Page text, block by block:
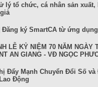
lý tổ chức, cá nhân sản xuất,
Đăng ký SmartCA từ ứng
LỄ KỶ NIỆM 70 NĂM NGÀY
AN GIANG - VĐ NGỌC
Đẩy Mạnh Chuyển Đổi Số
Động